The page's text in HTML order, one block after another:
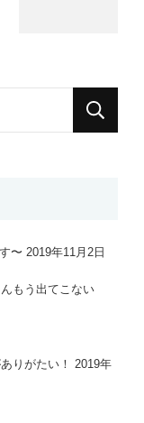
〜 2019年11月2日
もう出てこない
りがたい！
2019年